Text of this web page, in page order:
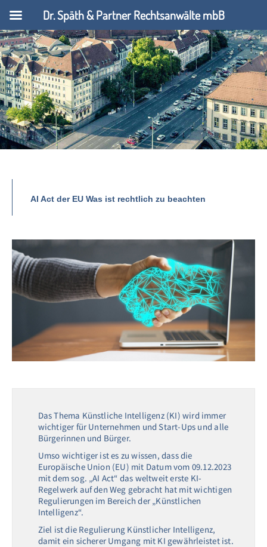
AI Act der EU Was ist rechtlich zu beachten
Das Thema Künstliche Intelligenz (KI) wird immer
wichtiger für Unternehmen und Start-Ups und alle
Bürgerinnen und Bürger.
Umso wichtiger ist es zu wissen, dass die
Europäische Union (EU) mit Datum vom 09.12.2023
mit dem sog. „AI Act“ das weltweit erste KI-
Regelwerk auf den Weg gebracht hat mit wichtigen
Regulierungen im Bereich der „Künstlichen
Intelligenz“.
Ziel ist die Regulierung Künstlicher Intelligenz,
damit ein sicherer Umgang mit KI gewährleistet ist.
Dr. Späth & Partner Rechtsanwälte mbB